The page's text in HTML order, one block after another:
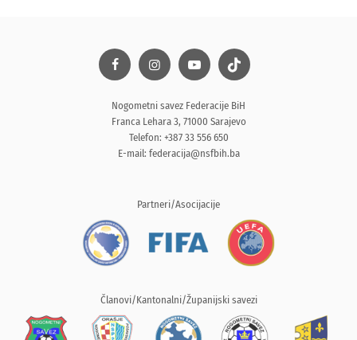
Nogometni savez Federacije BiH
Franca Lehara 3, 71000 Sarajevo
Telefon: +387 33 556 650
E-mail: federacija@nsfbih.ba
Partneri/Asocijacije
Članovi/Kantonalni/Županijski savezi